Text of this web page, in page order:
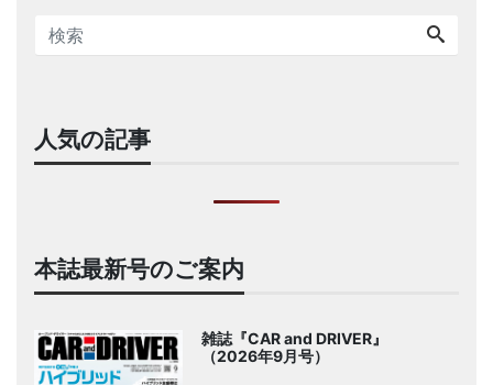
人気の記事
本誌最新号のご案内
雑誌『CAR and DRIVER』
（2026年9月号）